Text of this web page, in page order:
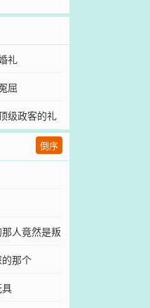
礼
屈‌
级政客的礼
倒序
人竟然是叛
那个